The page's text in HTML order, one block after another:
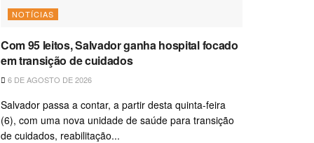
NOTÍCIAS
Com 95 leitos, Salvador ganha hospital focado
em transição de cuidados
6 DE AGOSTO DE 2026
Salvador passa a contar, a partir desta quinta-feira
(6), com uma nova unidade de saúde para transição
de cuidados, reabilitação...